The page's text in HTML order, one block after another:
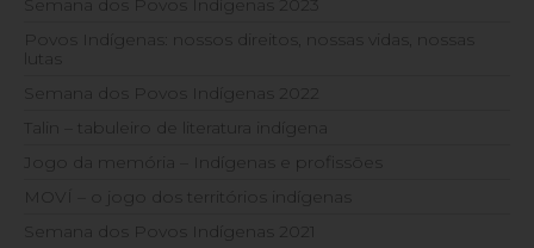
Semana dos Povos Indígenas 2023
Povos Indígenas: nossos direitos, nossas vidas, nossas
lutas
Semana dos Povos Indígenas 2022
Talin – tabuleiro de literatura indígena
Jogo da memória – Indígenas e profissões
MOVÍ – o jogo dos territórios indígenas
Semana dos Povos Indígenas 2021